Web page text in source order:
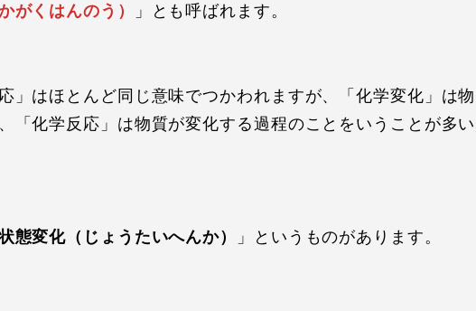
がくはんのう） 」とも呼ばれます。
」はほとんど同じ意味でつかわれますが、「化学変化」は物
「化学反応」は物質が変化する過程のことをいうことが多い
態変化（じょうたいへんか） 」というものがあります。